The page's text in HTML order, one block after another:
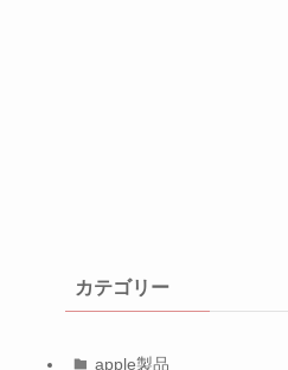
カテゴリー
apple製品